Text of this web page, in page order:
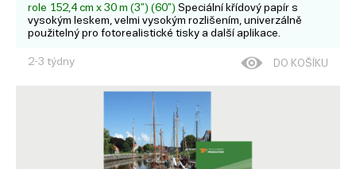
role 152,4 cm x 30 m (3") (60") Speciální křídový papír s
vysokým leskem, velmi vysokým rozlišením, univerzálně
použitelný pro fotorealistické tisky a další aplikace.
2-3 týdny DO KOŠÍKU